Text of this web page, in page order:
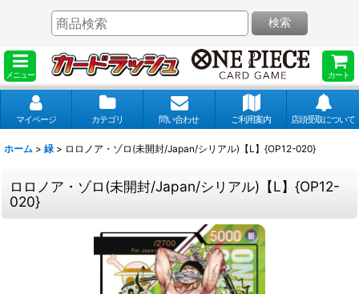
メニュー カート
検索
マイページ カテゴリ 問い合わせ ご利用案内 店頭受取について
ホーム > 緑 > ロロノア・ゾロ(未開封/Japan/シリアル)【L】{OP12-020}
ロロノア・ゾロ(未開封/Japan/シリアル)【L】{OP12-
020}